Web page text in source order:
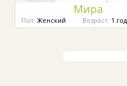
Мира
Пол: Женский Возраст: 1 год